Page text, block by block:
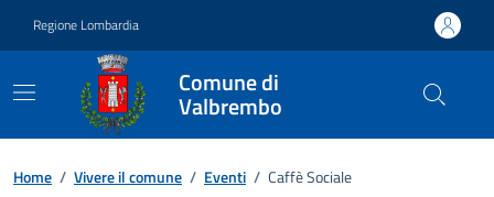
Regione Lombardia
Comune di
Valbrembo
Home / Vivere il comune / Eventi / Caffè Sociale